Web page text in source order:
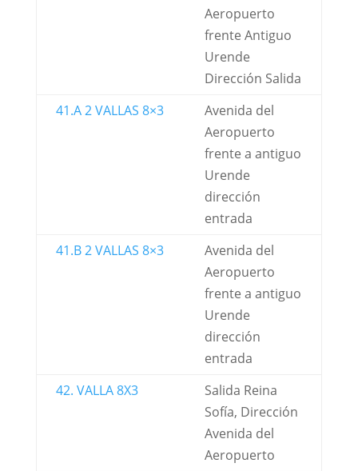
Aeropuerto
frente Antiguo
Urende
Dirección Salida
41.A 2 VALLAS 8×3
Avenida del
Aeropuerto
frente a antiguo
Urende
dirección
entrada
41.B 2 VALLAS 8×3
Avenida del
Aeropuerto
frente a antiguo
Urende
dirección
entrada
42. VALLA 8X3
Salida Reina
Sofía, Dirección
Avenida del
Aeropuerto